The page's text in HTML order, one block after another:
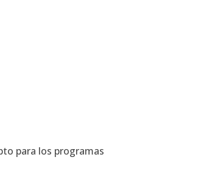
para los programas